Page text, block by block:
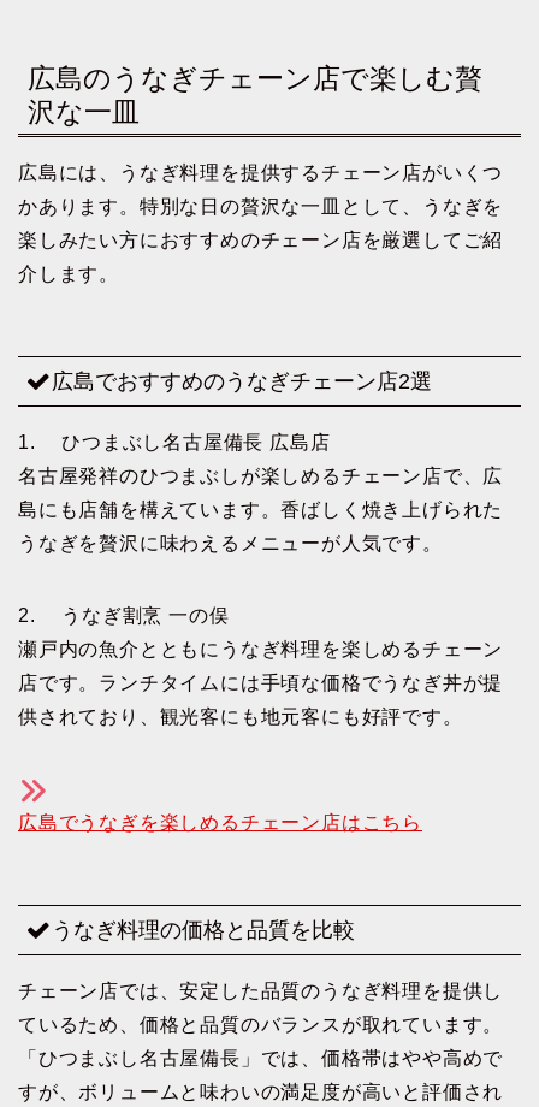
広島のうなぎチェーン店で楽しむ贅
沢な一皿
広島には、うなぎ料理を提供するチェーン店がいくつ
かあります。特別な日の贅沢な一皿として、うなぎを
楽しみたい方におすすめのチェーン店を厳選してご紹
介します。
広島でおすすめのうなぎチェーン店2選
1. ひつまぶし名古屋備長 広島店
名古屋発祥のひつまぶしが楽しめるチェーン店で、広
島にも店舗を構えています。香ばしく焼き上げられた
うなぎを贅沢に味わえるメニューが人気です。
2. うなぎ割烹 一の俣
瀬戸内の魚介とともにうなぎ料理を楽しめるチェーン
店です。ランチタイムには手頃な価格でうなぎ丼が提
供されており、観光客にも地元客にも好評です。
広島でうなぎを楽しめるチェーン店はこちら
うなぎ料理の価格と品質を比較
チェーン店では、安定した品質のうなぎ料理を提供し
ているため、価格と品質のバランスが取れています。
「ひつまぶし名古屋備長」では、価格帯はやや高めで
すが、ボリュームと味わいの満足度が高いと評価され